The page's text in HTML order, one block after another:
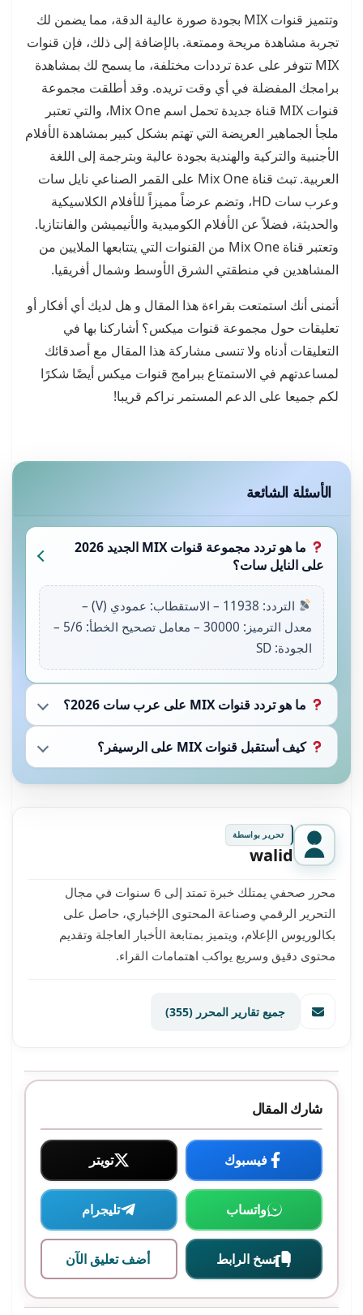
وتتميز قنوات MIX بجودة صورة عالية الدقة، مما يضمن لك
تجربة مشاهدة مريحة وممتعة. بالإضافة إلى ذلك، فإن قنوات
MIX تتوفر على عدة ترددات مختلفة، ما يسمح لك بمشاهدة
برامجك المفضلة في أي وقت تريده. وقد أطلقت مجموعة
قنوات MIX قناة جديدة تحمل اسم Mix One، والتي تعتبر
ملجأ الجماهير العريضة التي تهتم بشكل كبير بمشاهدة الأفلام
الأجنبية والتركية والهندية بجودة عالية وبترجمة إلى اللغة
العربية. تبث قناة Mix One على القمر الصناعي نايل سات
وعرب سات HD، وتضم عرضاً مميزاً للأفلام الكلاسيكية
والحديثة، فضلاً عن الأفلام الكوميدية والأنيميشن والفانتازيا.
وتعتبر قناة Mix One من القنوات التي يتتابعها الملايين من
المشاهدين في منطقتي الشرق الأوسط وشمال أفريقيا.
أتمنى أنك استمتعت بقراءة هذا المقال و هل لديك أي أفكار أو
تعليقات حول مجموعة قنوات ميكس؟ أشاركنا بها في
التعليقات أدناه ولا تنسى مشاركة هذا المقال مع أصدقائك
لمساعدتهم في الاستمتاع ببرامج قنوات ميكس أيضًا شكرًا
لكم جميعا على الدعم المستمر نراكم قريبا!
الأسئلة الشائعة
ما هو تردد مجموعة قنوات MIX الجديد 2026
على النايل سات؟
التردد: 11938 – الاستقطاب: عمودي (V) –
معدل الترميز: 30000 – معامل تصحيح الخطأ: 5/6 –
الجودة: SD
ما هو تردد قنوات MIX على عرب سات 2026؟
كيف أستقبل قنوات MIX على الرسيفر؟
تحرير بواسطة
walid
محرر صحفي يمتلك خبرة تمتد إلى 6 سنوات في مجال
التحرير الرقمي وصناعة المحتوى الإخباري، حاصل على
بكالوريوس الإعلام، ويتميز بمتابعة الأخبار العاجلة وتقديم
محتوى دقيق وسريع يواكب اهتمامات القراء.
جميع تقارير المحرر (355)
شارك المقال
فيسبوك تويتر
واتساب تليجرام
نسخ الرابط أضف تعليق الآن